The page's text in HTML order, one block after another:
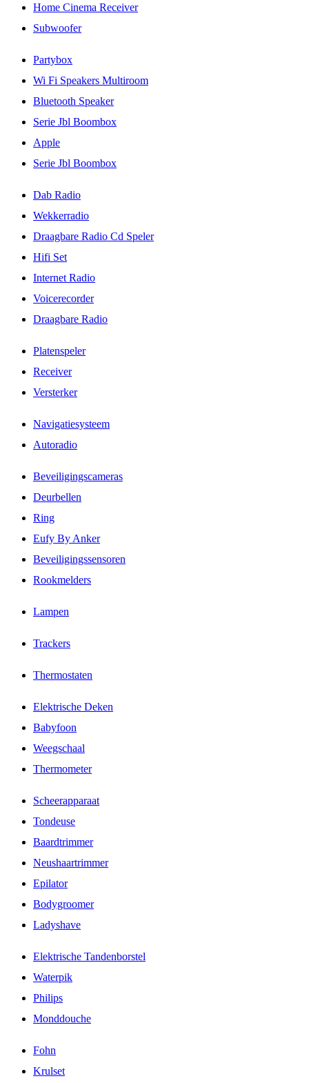
Home Cinema Receiver
Subwoofer
Partybox
Wi Fi Speakers Multiroom
Bluetooth Speaker
Serie Jbl Boombox
Apple
Serie Jbl Boombox
Dab Radio
Wekkerradio
Draagbare Radio Cd Speler
Hifi Set
Internet Radio
Voicerecorder
Draagbare Radio
Platenspeler
Receiver
Versterker
Navigatiesysteem
Autoradio
Beveiligingscameras
Deurbellen
Ring
Eufy By Anker
Beveiligingssensoren
Rookmelders
Lampen
Trackers
Thermostaten
Elektrische Deken
Babyfoon
Weegschaal
Thermometer
Scheerapparaat
Tondeuse
Baardtrimmer
Neushaartrimmer
Epilator
Bodygroomer
Ladyshave
Elektrische Tandenborstel
Waterpik
Philips
Monddouche
Fohn
Krulset